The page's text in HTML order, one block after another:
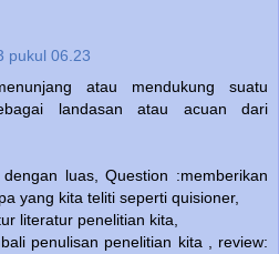
pukul 06.23
atau mendukung suatu
landasan atau acuan dari
luas, Question :memberikan
yang kita teliti seperti quisioner,
literatur penelitian kita,
penulisan penelitian kita , review: